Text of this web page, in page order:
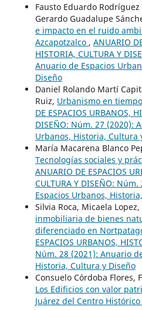
Fausto Eduardo
Gerardo Guadalupe
e impacto en el ruido
Azcapotzalco , ANUARIO
HISTORIA, CULTURA Y
Anuario de Espacios
Diseño
Daniel Rolando Martí
Ruiz, Urbanismo en
DE ESPACIOS URBANOS,
DISEÑO: Núm. 27 (2020):
Urbanos, Historia, Cultura
María Macarena Blanco
Tecnologías sociales y
ANUARIO DE ESPACIOS
CULTURA Y DISEÑO:
Espacios Urbanos,
Silvia Roca, Micaela Lopez,
inmobiliaria de bienes
diferenciado en
ESPACIOS URBANOS,
Núm. 28 (2021): Anuario
Historia, Cultura y Diseño
Consuelo Córdoba Flores,
Los Edificios con valor
Juárez del Centro